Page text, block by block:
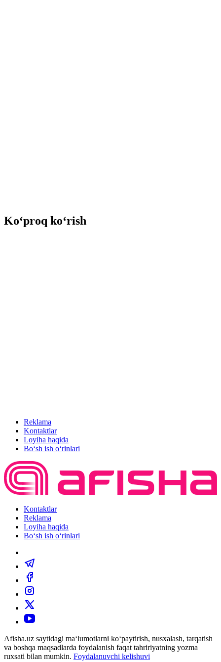
Ko‘proq ko‘rish
Reklama
Kontaktlar
Loyiha haqida
Bo‘sh ish o‘rinlari
Kontaktlar
Reklama
Loyiha haqida
Bo‘sh ish o‘rinlari
Afisha.uz saytidagi ma‘lumotlarni ko‘paytirish, nusxalash, tarqatish
va boshqa maqsadlarda foydalanish faqat tahririyatning yozma
ruxsati bilan mumkin. Foydalanuvchi kelishuvi